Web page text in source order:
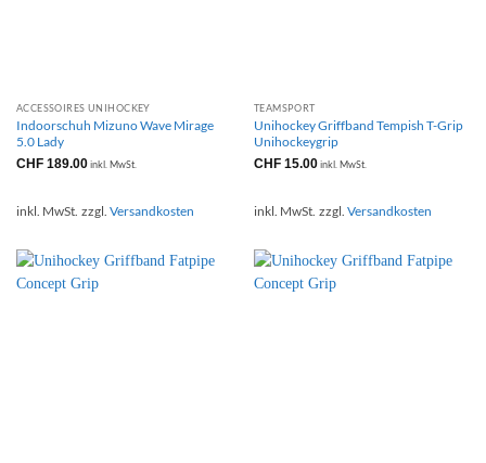
ACCESSOIRES UNIHOCKEY
Indoorschuh Mizuno Wave Mirage
5.0 Lady
CHF189.00 inkl. MwSt.
inkl. MwSt. zzgl. Versandkosten
TEAMSPORT
Unihockey Griffband Tempish T-Grip
Unihockeygrip
CHF15.00 inkl. MwSt.
inkl. MwSt. zzgl. Versandkosten